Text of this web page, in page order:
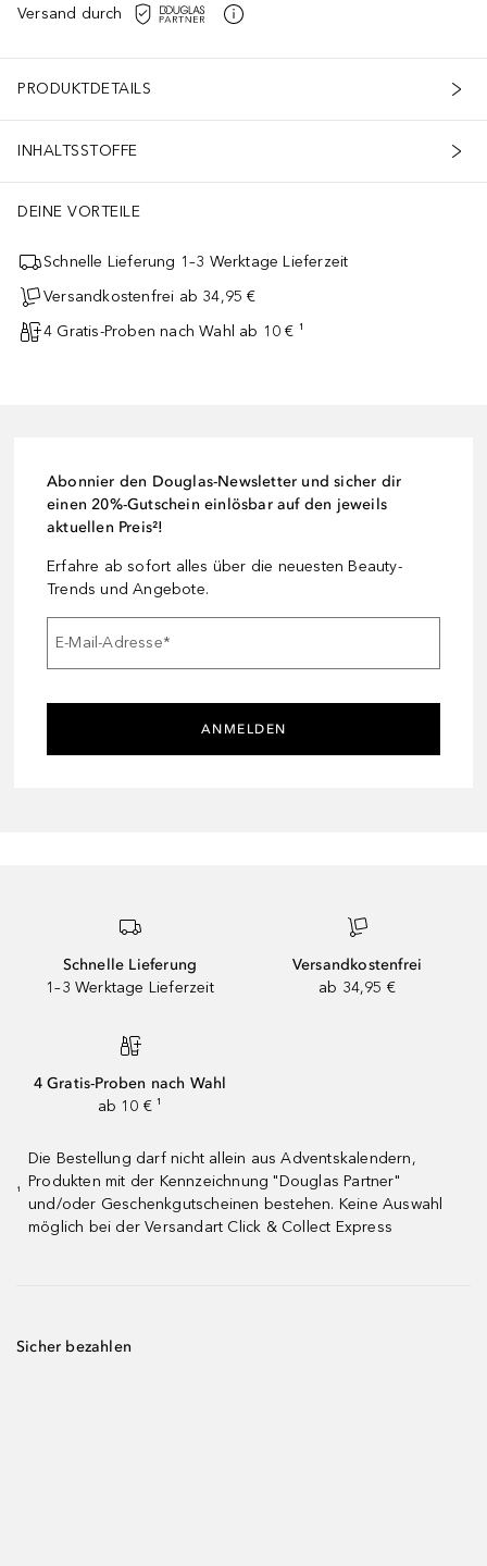
Versand durch
PRODUKTDETAILS
INHALTSSTOFFE
DEINE VORTEILE
Schnelle Lieferung 1–3 Werktage Lieferzeit
Versandkostenfrei ab 34,95 €
4 Gratis-Proben nach Wahl ab 10 € ¹
Abonnier den Douglas-Newsletter und sicher dir
einen 20%-Gutschein einlösbar auf den jeweils
aktuellen Preis²!
Erfahre ab sofort alles über die neuesten Beauty-
Trends und Angebote.
E-Mail-Adresse*
ANMELDEN
Schnelle Lieferung
1–3 Werktage Lieferzeit
Versandkostenfrei
ab 34,95 €
4 Gratis-Proben nach Wahl
ab 10 € ¹
¹
Die Bestellung darf nicht allein aus Adventskalendern,
Produkten mit der Kennzeichnung "Douglas Partner"
und/oder Geschenkgutscheinen bestehen. Keine Auswahl
möglich bei der Versandart Click & Collect Express
Sicher bezahlen